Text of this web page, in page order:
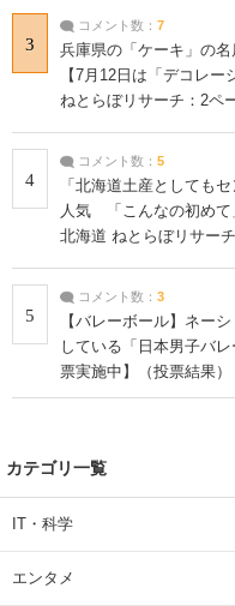
3
コメント数： 7
兵庫県の「ケーキ」の
【7月12日は「デコレ
ねとらぼリサーチ：2ペ
4
コメント数： 5
「北海道土産としても
人気 「こんなの初めて
北海道 ねとらぼリサーチ
5
コメント数： 3
【バレーボール】ネー
している「日本男子バ
票実施中】（投票結果
カテゴリ一覧
IT・科学
エンタメ